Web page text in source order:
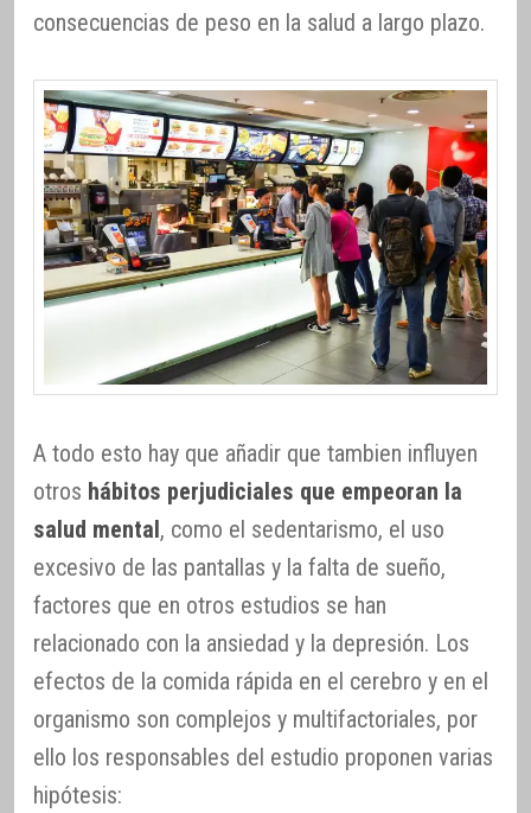
consecuencias de peso en la salud a largo plazo.
A todo esto hay que añadir que tambien influyen
otros hábitos perjudiciales que empeoran la
salud mental, como el sedentarismo, el uso
excesivo de las pantallas y la falta de sueño,
factores que en otros estudios se han
relacionado con la ansiedad y la depresión. Los
efectos de la comida rápida en el cerebro y en el
organismo son complejos y multifactoriales, por
ello los responsables del estudio proponen varias
hipótesis: